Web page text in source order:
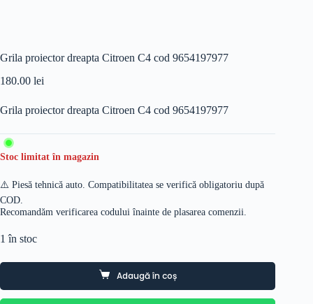
Grila proiector dreapta Citroen C4 cod 9654197977
180.00 lei
Grila proiector dreapta Citroen C4 cod 9654197977
Stoc limitat în magazin
⚠️ Piesă tehnică auto. Compatibilitatea se verifică obligatoriu după
COD.
Recomandăm verificarea codului înainte de plasarea comenzii.
1 în stoc
Adaugă în coș